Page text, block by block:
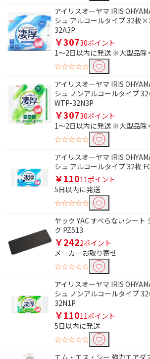
アイリスオーヤマ IRIS
シュ アルコールタイプ 32枚
32A3P
￥30730ポイント
1～2日以内に発送 ※大型品除
☆☆☆☆☆
アイリスオーヤマ IRIS
シュ ノンアルコールタイプ
WTP-32N3P
￥30730ポイント
1～2日以内に発送 ※大型品除
☆☆☆☆☆
アイリスオーヤマ IRIS
シュ アルコールタイプ 32枚
￥11011ポイント
5日以内に発送
☆☆☆☆☆
ヤック YAC すべらないシート
ク PZ513
￥2422ポイント
メーカーお取り寄せ
☆☆☆☆☆
アイリスオーヤマ IRIS
シュ ノンアルコールタイプ
32N1P
￥11011ポイント
5日以内に発送
☆☆☆☆☆
エム・エス・シー 強力エアダ